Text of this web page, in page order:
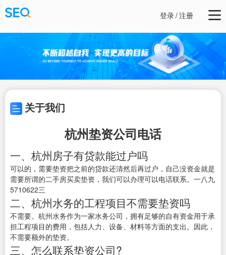
登录/注册
关于我们
杭州垫资公司电话
一、杭州房子有贷款能过户吗
可以的，需要垫资把之前的贷款还清然后再过户，自己没资金就是
需要所谓的二手房买卖垫资，我们可以办理可以电话联系。一八九
5710622三
二、杭州水务的工程项目不需要垫资吗
不需要。杭州水务作为一家水务公司，拥有足够的自有资金用于承
担工程项目的费用，包括人力、设备、材料等方面的支出。因此，
不需要额外的垫资。
三、怎么联系垫资公司?